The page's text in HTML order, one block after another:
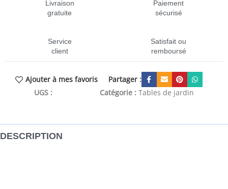
Livraison
gratuite
Paiement
sécurisé
Service
client
Satisfait ou
remboursé
Ajouter à mes favoris
Partager :
UGS :
Catégorie : Tables de jardin
DESCRIPTION